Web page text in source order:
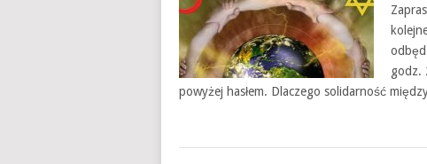
godz.
powyżej hasłem. Dlaczego sol­i­darność